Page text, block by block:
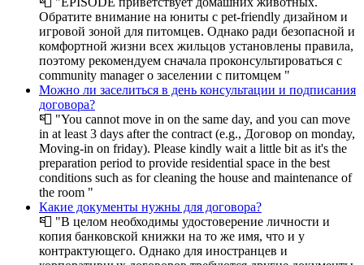
Обратите внимание на юниты с pet-friendly дизайном и
игровой зоной для питомцев. Однако ради безопасной и
комфортной жизни всех жильцов установлены правила,
поэтому рекомендуем сначала проконсультироваться с
community manager о заселении с питомцем "
Можно ли заселиться в день консультации и подписания
договора?
📮 "You cannot move in on the same day, and you can move
in at least 3 days after the contract (e.g., Договор on monday,
Moving-in on friday). Please kindly wait a little bit as it's the
preparation period to provide residential space in the best
conditions such as for cleaning the house and maintenance of
the room "
Какие документы нужны для договора?
📮 "В целом необходимы удостоверение личности и
копия банковской книжки на то же имя, что и у
контрактующего. Однако для иностранцев и